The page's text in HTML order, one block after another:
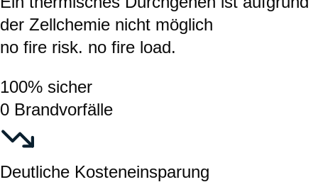
der Zellchemie nicht möglich
no fire risk. no fire load.
100% sicher
0 Brandvorfälle
Deutliche Kosteneinsparung